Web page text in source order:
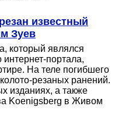
известный
Зуев
который являлся
портала,
На теле погибшего
резаных ранений.
изданиях, а также
Koenigsberg в Живом